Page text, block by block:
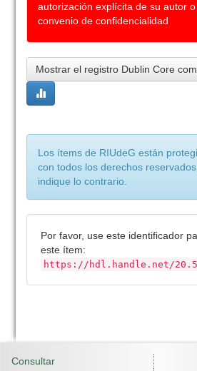
autorización explícita de su autor
convenio de confidencialidad
Mostrar el registro Dublin Core
Los ítems de RIUdeG están
con todos los derechos
indique lo contrario.
Por favor, use este identificador
este ítem:
https://hdl.handle.net/
Consultar